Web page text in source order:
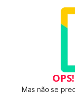
Mas não se